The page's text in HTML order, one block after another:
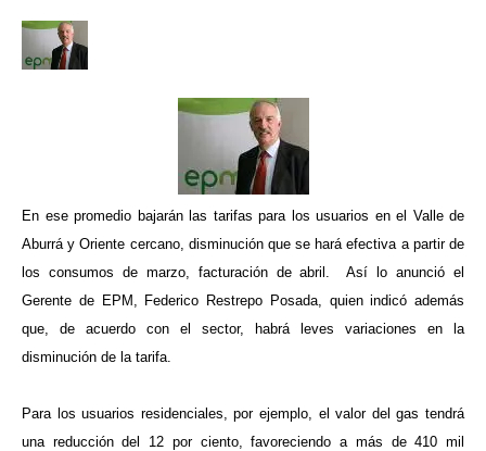
En ese promedio bajarán las tarifas para los usuarios en el Valle de
Aburrá y Oriente cercano, disminución que se hará efectiva a partir de
los consumos de marzo, facturación de abril.
Así lo anunció el
Gerente de EPM, Federico Restrepo Posada, quien indicó además
que, de acuerdo con el sector, habrá leves variaciones en la
disminución de la tarifa.
Para los usuarios residenciales, por ejemplo, el valor del gas tendrá
una reducción del 12 por ciento, favoreciendo a más de 410 mil